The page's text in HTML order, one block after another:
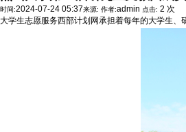
时间:2024-07-24 05:37来源: 作者:admin 点击: 2 次
大学生志愿服务西部计划网承担着每年的大学生